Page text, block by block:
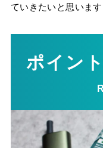
ていきたいと思います
ポイン